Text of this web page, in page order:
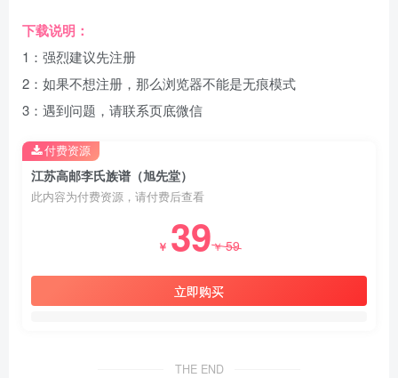
下载说明：
1：强烈建议先注册
2：如果不想注册，那么浏览器不能是无痕模式
3：遇到问题，请联系页底微信
江苏高邮李氏族谱（旭先堂）
此内容为付费资源，请付费后查看
￥ 39￥59
立即购买
付费资源
THE END